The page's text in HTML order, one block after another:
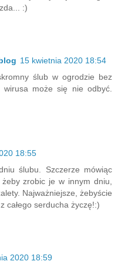
:)
15 kwietnia 2020 18:54
ślub w ogrodzie bez
wirusa może się nie odbyć.
18:55
ślubu. Szczerze mówiąc
żeby zrobic je w innym dniu,
Najważniejsze, żebyście
całego serducha życzę!:)
2020 18:59